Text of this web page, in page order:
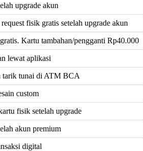
upgrade akun
fisik gratis setelah upgrade akun
Kartu tambahan/pengganti Rp40.000
lewat aplikasi
tarik tunai di ATM BCA
custom
fisik setelah upgrade
akun premium
digital